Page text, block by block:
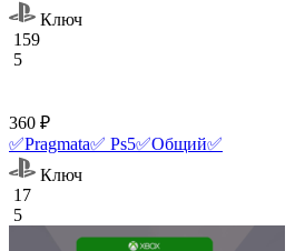
Ключ
159
5
360 ₽
✅Pragmata✅ Ps5✅Общий✅
Ключ
17
5